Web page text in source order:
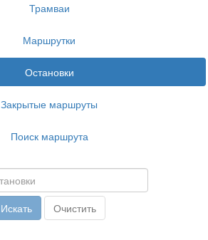
Трамваи
Маршрутки
Остановки
Закрытые маршруты
Поиск маршрута